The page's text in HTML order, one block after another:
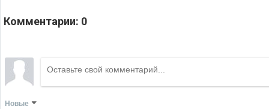
Комментарии: 0
Новые